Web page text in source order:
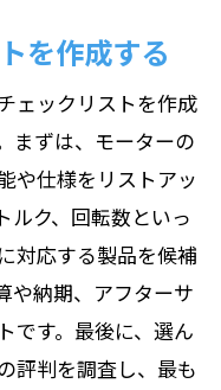
を作成する
ェックリストを作成
まずは、モーターの
や仕様をリストアッ
ルク、回転数といっ
対応する製品を候補
や納期、アフターサ
です。最後に、選ん
評判を調査し、最も